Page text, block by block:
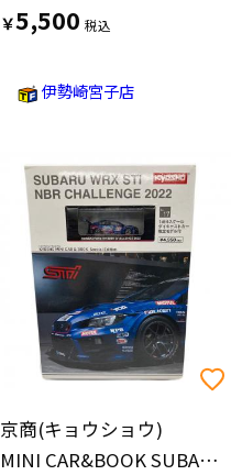
￥5,500
伊勢崎宮子店
京商(キョウショウ)
MINI CAR&BOOK SUBARU WRX STI NBR CHALLENGE 2022 ミニカー